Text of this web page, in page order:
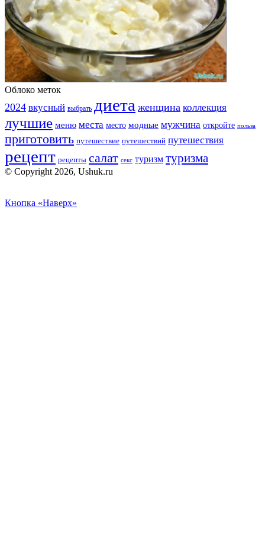
Облоко меток
2024 вкусный выбрать диета женщина коллекция
лучшие меню места место модные мужчина откройте польза
приготовить путешествие путешествий путешествия
рецепт рецепты салат секс туризм туризма
© Copyright 2026, Ushuk.ru
Кнопка «Наверх»